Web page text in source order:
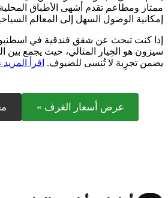
ممتاز ومطاعم تقدم أشهى الأطباق المحلية
إمكانية الوصول السهل إلى المعالم
إذا كنت تبحث عن شقق فندقية في
سيزون هو الخِيار المثالي، حيث يجمع بين
يضمن تجرِبة لا تُنسى للضيوف. اقرأ المزيد
عرض أسعار الغرف »